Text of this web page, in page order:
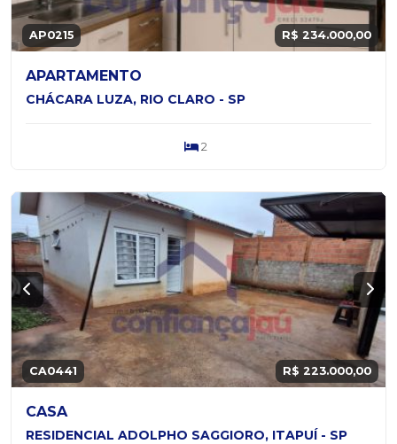
AP0215 R$ 234.000,00
APARTAMENTO
CHÁCARA LUZA, RIO CLARO - SP
2
CA0441 R$ 223.000,00
CASA
RESIDENCIAL ADOLPHO SAGGIORO, ITAPUÍ - SP